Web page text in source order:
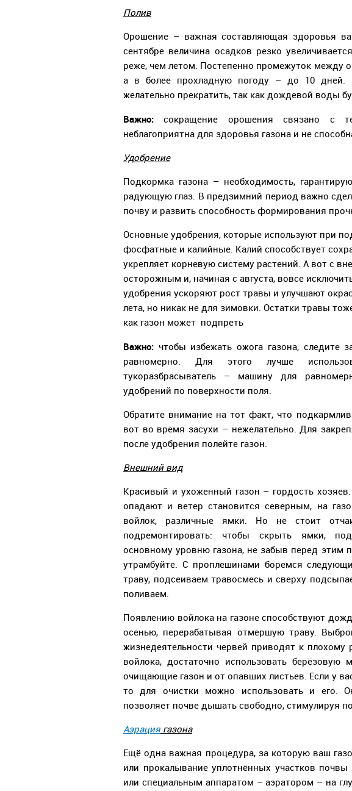
Полив
Орошение – важная составляющая здоровья
сентябре величина осадков резко
реже, чем летом. Постепенно промежуток между
а в более прохладную погоду – до 10 дней.
желательно прекратить, так как дождевой воды
Важно:сокращение орошения связано с
неблагоприятна для здоровья газона и не
Удобрение
Подкормка газона – необходимость,
радующую глаз. В предзимний период важно
почву и развить способность формирования
Основные удобрения, которые используют при
фосфатные и калийные. Калий способствует
укрепляет корневую систему растений. А вот с
осторожным и, начиная с августа, вовсе
удобрения ускоряют рост травы и улучшают
лета, но никак не для зимовки. Остатки травы
как газон может подпреть
Важно: чтобы избежать ожога газона, следите
равномерно. Для этого лучше
тукоразбрасыватель – машину для
удобрений по поверхности поля.
Обратите внимание на тот факт, что
вот во время засухи – нежелательно. Для
после удобрения полейте газон.
Внешний вид
Красивый и ухоженный газон – гордость
опадают и ветер становится северным, на
войлок, различные ямки. Но не стоит
подремонтировать: чтобы скрыть ямки,
основному уровню газона, не забыв перед этим
утрамбуйте. С проплешинами боремся
траву, подсеиваем травосмесь и сверху
поливаем.
Появлению войлока на газоне способствуют
осенью, перерабатывая отмершую траву.
жизнедеятельности червей приводят к плохому
войлока, достаточно использовать берёзовую
очищающие газон и от опавших листьев. Если у
то для очистки можно использовать и его.
позволяет почве дышать свободно, стимулируя
Аэрациягазона
Ещё одна важная процедура, за которую ваш
или прокалывание уплотнённых участков
или специальным аппаратом – аэратором – на